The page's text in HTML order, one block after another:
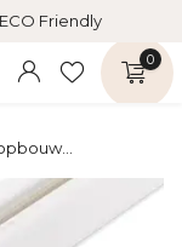
ECO Friendly
0